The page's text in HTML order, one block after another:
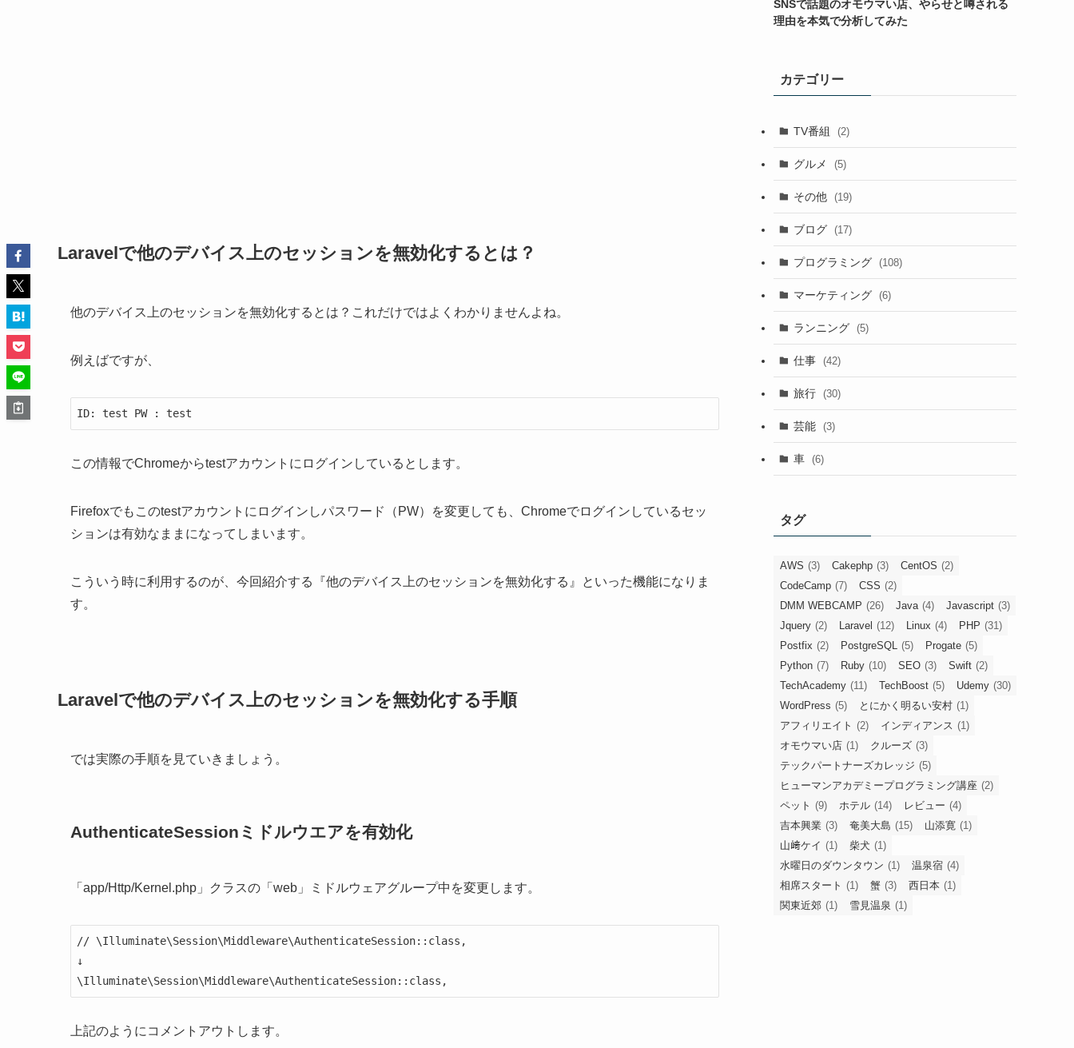
Laravelで他のデバイス上のセッションを無効化するとは？
他のデバイス上のセッションを無効化するとは？これだけではよくわかりませんよね。
例えばですが、
ID: test PW : test
この情報でChromeからtestアカウントにログインしているとします。
Firefoxでもこのtestアカウントにログインしパスワード（PW）を変更しても、Chromeでログインしているセッ
ションは有効なままになってしまいます。
こういう時に利用するのが、今回紹介する『他のデバイス上のセッションを無効化する』といった機能になりま
す。
Laravelで他のデバイス上のセッションを無効化する手順
では実際の手順を見ていきましょう。
AuthenticateSessionミドルウエアを有効化
「app/Http/Kernel.php」クラスの「web」ミドルウェアグループ中を変更します。
// \Illuminate\Session\Middleware\AuthenticateSession::class,
↓
\Illuminate\Session\Middleware\AuthenticateSession::class,
上記のようにコメントアウトします。
SNSで話題のオモウマい店、やらせと噂される
理由を本気で分析してみた
カテゴリー
TV番組 (2)
グルメ (5)
その他 (19)
ブログ (17)
プログラミング (108)
マーケティング (6)
ランニング (5)
仕事 (42)
旅行 (30)
芸能 (3)
車 (6)
タグ
AWS (3) Cakephp (3) CentOS (2)
CodeCamp (7) CSS (2)
DMM WEBCAMP (26) Java (4) Javascript (3)
Jquery (2) Laravel (12) Linux (4) PHP (31)
Postfix (2) PostgreSQL (5) Progate (5)
Python (7) Ruby (10) SEO (3) Swift (2)
TechAcademy (11) TechBoost (5) Udemy (30)
WordPress (5) とにかく明るい安村 (1)
アフィリエイト (2) インディアンス (1)
オモウマい店 (1) クルーズ (3)
テックパートナーズカレッジ (5)
ヒューマンアカデミープログラミング講座 (2)
ペット (9) ホテル (14) レビュー (4)
吉本興業 (3) 奄美大島 (15) 山添寛 (1)
山﨑ケイ (1) 柴犬 (1)
水曜日のダウンタウン (1) 温泉宿 (4)
相席スタート (1) 蟹 (3) 西日本 (1)
関東近郊 (1) 雪見温泉 (1)